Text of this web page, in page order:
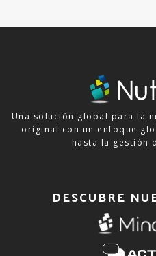
Una solución global para la
original con un enfoque
hasta la gestión
DESCUBRE